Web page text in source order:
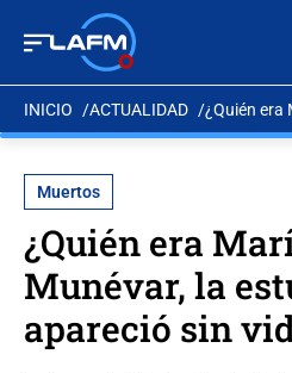
INICIO ACTUALIDAD ¿Quién era
Muertos
¿Quién era
Munévar, la
apareció sin